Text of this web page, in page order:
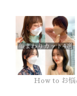
How to お悩